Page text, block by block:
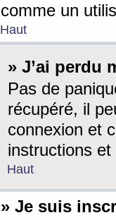
comme un
Haut
» J’ai perdu
Pas de
récupéré, il
connexion et
instructions
Haut
» Je suis